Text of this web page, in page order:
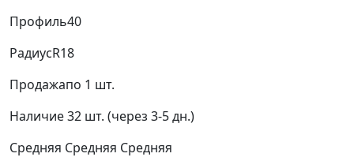
Профиль40
РадиусR18
Продажапо 1 шт.
Наличие32 шт. (через 3-5 дн.)
Средняя Средняя Средняя